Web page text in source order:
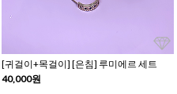
[귀걸이+목걸이] [은침] 루미에르 세트
40,000원